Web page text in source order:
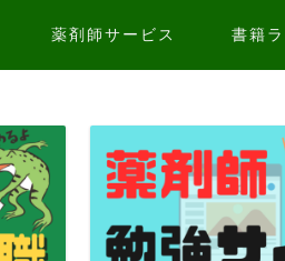
薬剤師サービス 書籍